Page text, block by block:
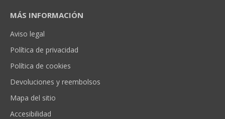
MÁS INFORMACIÓN
Aviso legal
Política de privacidad
Política de cookies
Devoluciones y reembolsos
Mapa del sitio
Accesibilidad